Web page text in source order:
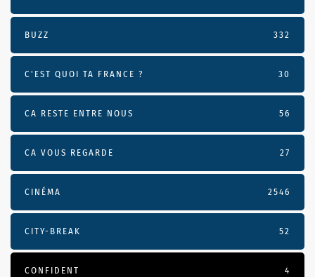
BUZZ 332
C'EST QUOI TA FRANCE ? 30
CA RESTE ENTRE NOUS 56
CA VOUS REGARDE 27
CINÉMA 2546
CITY-BREAK 52
CONFIDENT 4